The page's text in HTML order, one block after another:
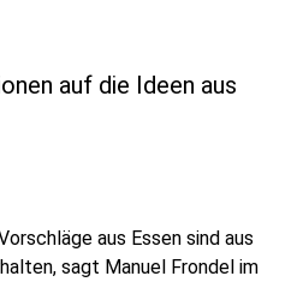
auf die Ideen aus
aus Essen sind aus
sagt Manuel Frondel im